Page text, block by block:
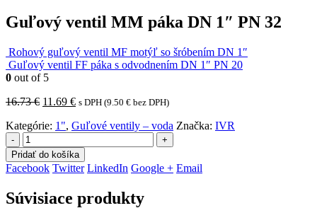
Guľový ventil MM páka DN 1″ PN 32
Rohový guľový ventil MF motýľ so šróbením DN 1″
Guľový ventil FF páka s odvodnením DN 1″ PN 20
0 out of 5
16.73€ Pôvodná
bola:
11.69 €Aktuálna
je:
s DPH (9.50 € bez DPH)
Kategórie: 1", Guľové ventily – voda Značka: IVR
-
+
Pridať do košíka
Facebook Twitter LinkedIn Google + Email
Súvisiace produkty